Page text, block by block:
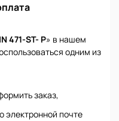
471-ST- P» в нашем
одним из
заказ,
электронной почте